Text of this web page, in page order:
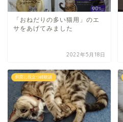
「おねだりの多い猫用」のエ
サをあげてみました
2022年5月18日
飼育に役立つ経験談